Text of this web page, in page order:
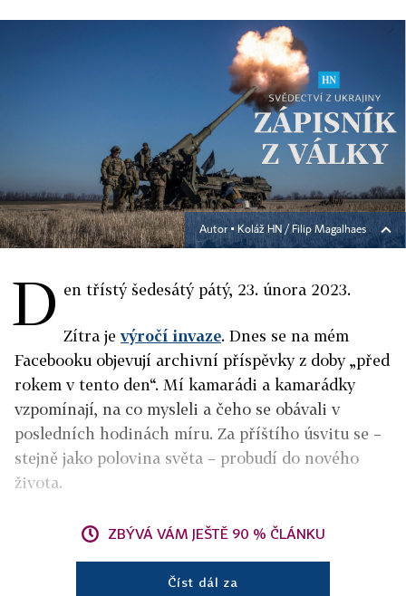
Autor ▪ Koláž HN / Filip Magalhaes
D en třístý šedesátý pátý, 23. února 2023.
Zítra jevýročí invaze. Dnes se na mém
Facebooku objevují archivní příspěvky z doby „před
rokem v tento den“. Mí kamarádi a kamarádky
vzpomínají, na co mysleli a čeho se obávali v
posledních hodinách míru. Za příštího úsvitu se –
stejně jako polovina světa – probudí do nového
života.
ZBÝVÁ VÁM JEŠTĚ 90 % ČLÁNKU
Číst dál za